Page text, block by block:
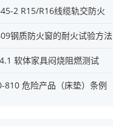
2 R15/R16线缆轨交防火
钢质防火窗的耐火试验方法
软体家具闷烧阻燃测试
810 危险产品（床垫）条例